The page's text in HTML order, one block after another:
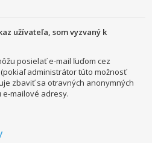
užívateľa, som vyzvaný k
posielať e-mail ľuďom cez
administrátor túto možnosť
zbaviť sa otravných anonymných
mailové adresy.